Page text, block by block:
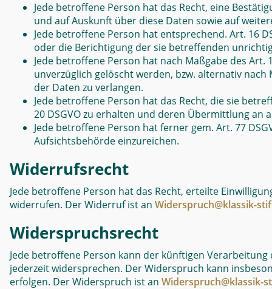
Jede betroffene Person hat das Recht, eine
und auf Auskunft über diese Daten sowie auf
Jede betroffene Person hat entsprechend. Art. 16
oder die Berichtigung der sie betreffenden
Jede betroffene Person hat nach Maßgabe des Art.
unverzüglich gelöscht werden, bzw. alternativ
der Daten zu verlangen.
Jede betroffene Person hat das Recht, die sie
20 DSGVO zu erhalten und deren Übermittlung an
Jede betroffene Person hat ferner gem. Art. 77
Aufsichtsbehörde einzureichen.
Widerrufsrecht
Jede betroffene Person hat das Recht, erteilte
widerrufen. Der Widerruf ist an Widerspruch@klassik-
Widerspruchsrecht
Jede betroffene Person kann der künftigen
jederzeit widersprechen. Der Widerspruch kann
erfolgen. Der Widerspruch ist an Widerspruch@klassik-